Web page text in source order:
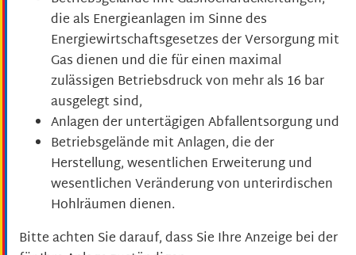
die als Energieanlagen im Sinne des
Energiewirtschaftsgesetzes der Versorgung mit
Gas dienen und die für einen maximal
zulässigen Betriebsdruck von mehr als 16 bar
ausgelegt sind,
Anlagen der untertägigen Abfallentsorgung und
Betriebsgelände mit Anlagen, die der
Herstellung, wesentlichen Erweiterung und
wesentlichen Veränderung von unterirdischen
Hohlräumen dienen.
Bitte achten Sie darauf, dass Sie Ihre Anzeige bei der